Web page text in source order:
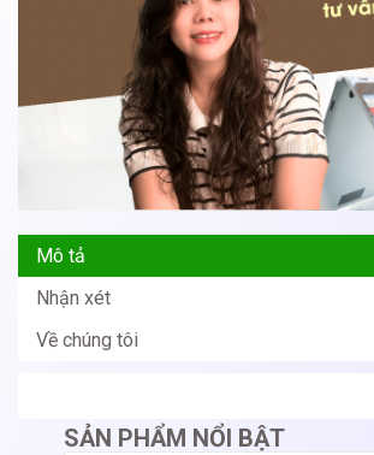
Mô tả
Nhận xét
Về chúng tôi
SẢN PHẨM NỔI BẬT